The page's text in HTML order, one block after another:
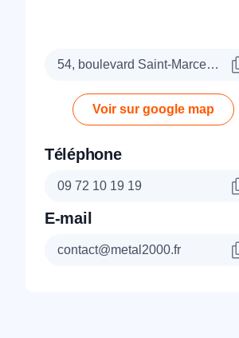
54, boulevard Saint-Marcel, 75005 Paris
Voir sur google map
Téléphone
09 72 10 19 19
E-mail
contact@metal2000.fr